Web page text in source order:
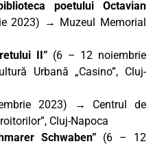
poetului Octavian
2023) → Muzeul Memorial
II” (6 – 12 noiembrie
Urbană „Casino”, Cluj-
2023) → Centrul de
Cluj-Napoca
Schwaben” (6 – 12